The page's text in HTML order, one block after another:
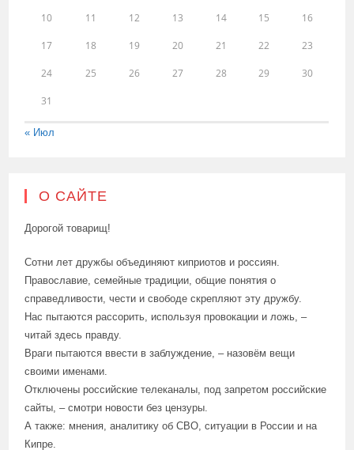
10 11 12 13 14 15 16
17 18 19 20 21 22 23
24 25 26 27 28 29 30
31
« Июл
О САЙТЕ
Дорогой товарищ!
Сотни лет дружбы объединяют киприотов и россиян.
Православие, семейные традиции, общие понятия о
справедливости, чести и свободе скрепляют эту дружбу.
Нас пытаются рассорить, используя провокации и ложь, –
читай здесь правду.
Враги пытаются ввести в заблуждение, – назовём вещи
своими именами.
Отключены российские телеканалы, под запретом российские
сайты, – смотри новости без цензуры.
А также: мнения, аналитику об СВО, ситуации в России и на
Кипре.